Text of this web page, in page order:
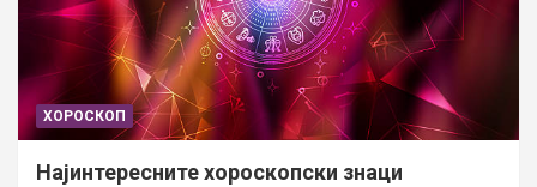
ХОРОСКОП
Најинтересните хороскопски знаци